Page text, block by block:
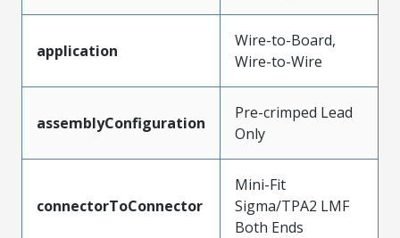
application
Wire-to-Board,
Wire-to-Wire
assemblyConfiguration
Pre-crimped Lead
Only
connectorToConnector
Mini-Fit
Sigma/TPA2 LMF
Both Ends